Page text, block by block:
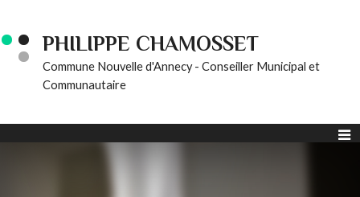
PHILIPPE CHAMOSSET
Commune Nouvelle d'Annecy - Conseiller Municipal et
Communautaire